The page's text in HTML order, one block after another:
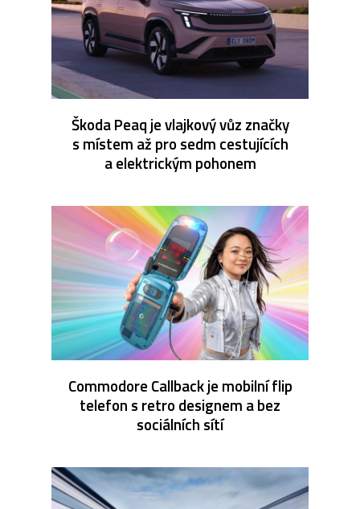
Škoda Peaq je vlajkový vůz značky
s místem až pro sedm cestujících
a elektrickým pohonem
Commodore Callback je mobilní flip
telefon s retro designem a bez
sociálních sítí